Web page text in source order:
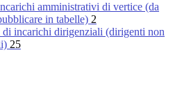
amministrativi di vertice (da
in tabelle) 2
incarichi dirigenziali (dirigenti non
25